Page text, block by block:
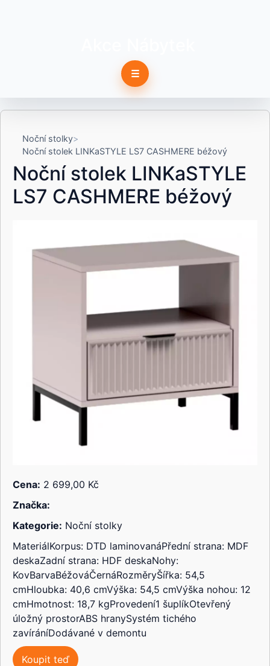
☰
Noční stolky
Noční stolek LINKaSTYLE LS7 CASHMERE béžový
Noční stolek LINKaSTYLE
LS7 CASHMERE béžový
Cena: 2 699,00 Kč
Značka:
Kategorie: Noční stolky
MateriálKorpus: DTD laminovanáPřední strana: MDF
deskaZadní strana: HDF deskaNohy:
KovBarvaBéžováČernáRozměryŠířka: 54,5
cmHloubka: 40,6 cmVýška: 54,5 cmVýška nohou: 12
cmHmotnost: 18,7 kgProvedení1 šuplíkOtevřený
úložný prostorABS hranySystém tichého
zavíráníDodávané v demontu
Koupit teď